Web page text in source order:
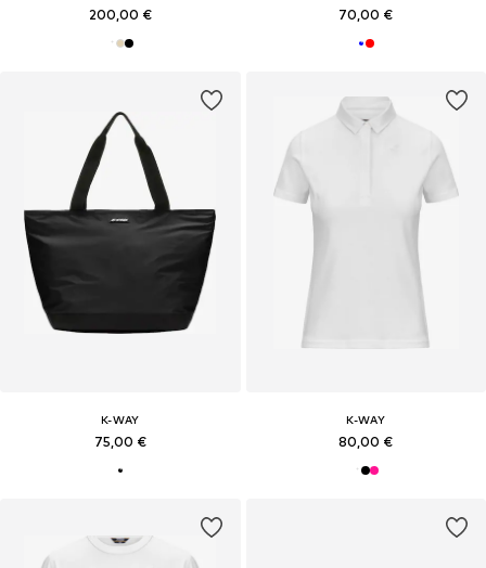
200,00 € 70,00 €
K-WAY
75,00 €
K-WAY
80,00 €